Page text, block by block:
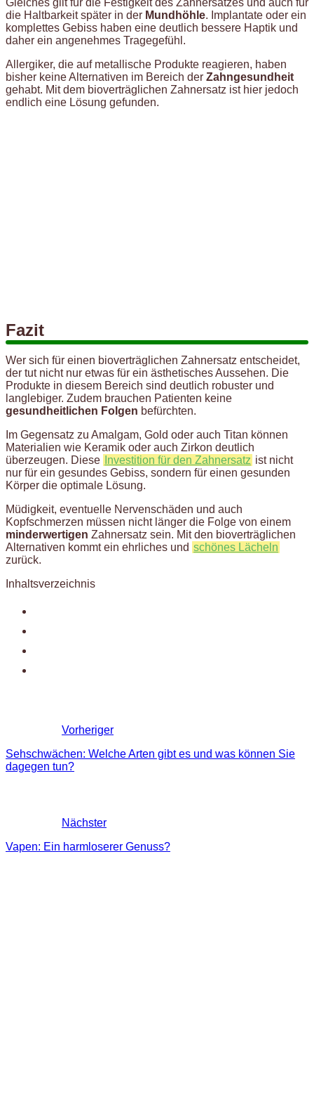
Gleiches gilt für die Festigkeit des Zahnersatzes und auch für
die Haltbarkeit später in der Mundhöhle. Implantate oder ein
komplettes Gebiss haben eine deutlich bessere Haptik und
daher ein angenehmes Tragegefühl.
Allergiker, die auf metallische Produkte reagieren, haben
bisher keine Alternativen im Bereich der Zahngesundheit
gehabt. Mit dem bioverträglichen Zahnersatz ist hier jedoch
endlich eine Lösung gefunden.
Fazit
Wer sich für einen bioverträglichen Zahnersatz entscheidet,
der tut nicht nur etwas für ein ästhetisches Aussehen. Die
Produkte in diesem Bereich sind deutlich robuster und
langlebiger. Zudem brauchen Patienten keine
gesundheitlichen Folgen befürchten.
Im Gegensatz zu Amalgam, Gold oder auch Titan können
Materialien wie Keramik oder auch Zirkon deutlich
überzeugen. Diese
Investition für den Zahnersatz ist nicht
nur für ein gesundes Gebiss, sondern für einen gesunden
Körper die optimale Lösung.
Müdigkeit, eventuelle Nervenschäden und auch
Kopfschmerzen müssen nicht länger die Folge von einem
minderwertigen Zahnersatz sein. Mit den bioverträglichen
Alternativen kommt ein ehrliches und schönes Lächeln
zurück.
Inhaltsverzeichnis
Vorheriger
Sehschwächen: Welche Arten gibt es und was können Sie
dagegen tun?
Nächster
Vapen: Ein harmloserer Genuss?